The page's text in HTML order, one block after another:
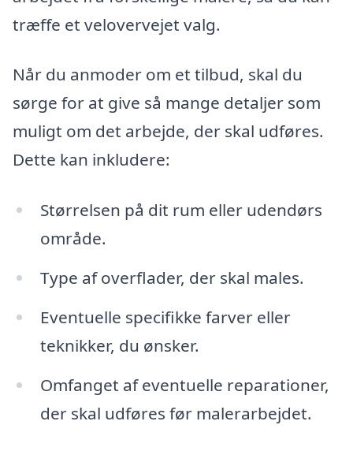
træffe et velovervejet valg.
Når du anmoder om et tilbud, skal du
sørge for at give så mange detaljer som
muligt om det arbejde, der skal udføres.
Dette kan inkludere:
Størrelsen på dit rum eller udendørs
område.
Type af overflader, der skal males.
Eventuelle specifikke farver eller
teknikker, du ønsker.
Omfanget af eventuelle reparationer,
der skal udføres før malerarbejdet.